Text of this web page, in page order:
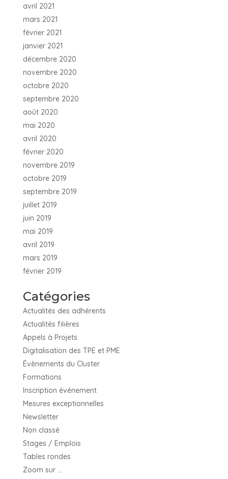
avril 2021
mars 2021
février 2021
janvier 2021
décembre 2020
novembre 2020
octobre 2020
septembre 2020
août 2020
mai 2020
avril 2020
février 2020
novembre 2019
octobre 2019
septembre 2019
juillet 2019
juin 2019
mai 2019
avril 2019
mars 2019
février 2019
Catégories
Actualités des adhérents
Actualités filières
Appels à Projets
Digitalisation des TPE et PME
Évènements du Cluster
Formations
Inscription événement
Mesures exceptionnelles
Newsletter
Non classé
Stages / Emplois
Tables rondes
Zoom sur …